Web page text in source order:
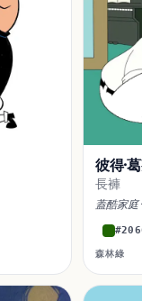
彼得·
長褲
蓋酷家庭
森林綠